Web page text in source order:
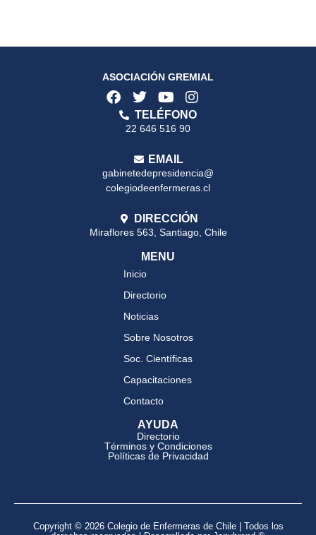
ASOCIACIÓN GREMIAL
TELÉFONO
22 646 516 90
EMAIL
gabinetedepresidencia@
colegiodeenfermeras.cl
DIRECCIÓN
Miraflores 563, Santiago, Chile
MENU
Inicio
Directorio
Noticias
Sobre Nosotros
Soc. Científicas
Capacitaciones
Contacto
AYUDA
Directorio
Términos y Condiciones
Políticas de Privacidad
Copyright © 2026 Colegio de Enfermeras de Chile | Todos los